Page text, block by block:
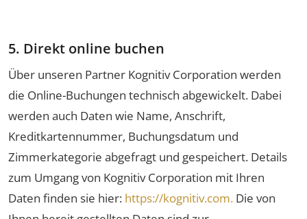
5. Direkt online buchen
Über unseren Partner Kognitiv Corporation werden
die Online-Buchungen technisch abgewickelt. Dabei
werden auch Daten wie Name, Anschrift,
Kreditkartennummer, Buchungsdatum und
Zimmerkategorie abgefragt und gespeichert. Details
zum Umgang von Kognitiv Corporation mit Ihren
Daten finden sie hier: https://kognitiv.com. Die von